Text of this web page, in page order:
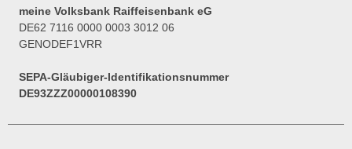
meine Volksbank Raiffeisenbank eG
DE62 7116 0000 0003 3012 06
GENODEF1VRR
SEPA-Gläubiger-Identifikationsnummer
DE93ZZZ00000108390